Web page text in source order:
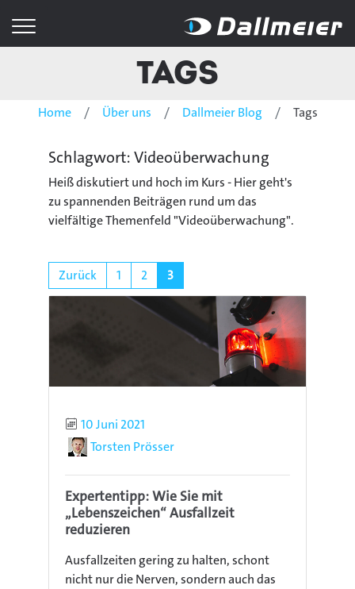
Tags
Home Über uns Dallmeier Blog Tags
Schlagwort: Videoüberwachung
Heiß diskutiert und hoch im Kurs - Hier geht's
zu spannenden Beiträgen rund um das
vielfältige Themenfeld "Videoüberwachung".
Zurück 1 2 3
Publiziert
10 Juni 2021
AutorTorsten Prösser
Expertentipp: Wie Sie mit
„Lebenszeichen“ Ausfallzeit
reduzieren
Ausfallzeiten gering zu halten, schont
nicht nur die Nerven, sondern auch das